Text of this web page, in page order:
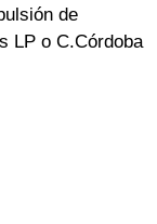
de
LP o C.Córdoba